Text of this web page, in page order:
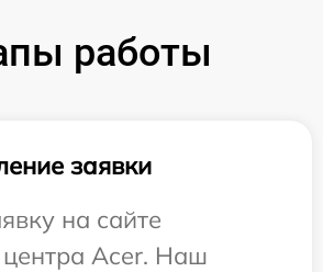
работы
заявки
на сайте
центра Acer. Наш